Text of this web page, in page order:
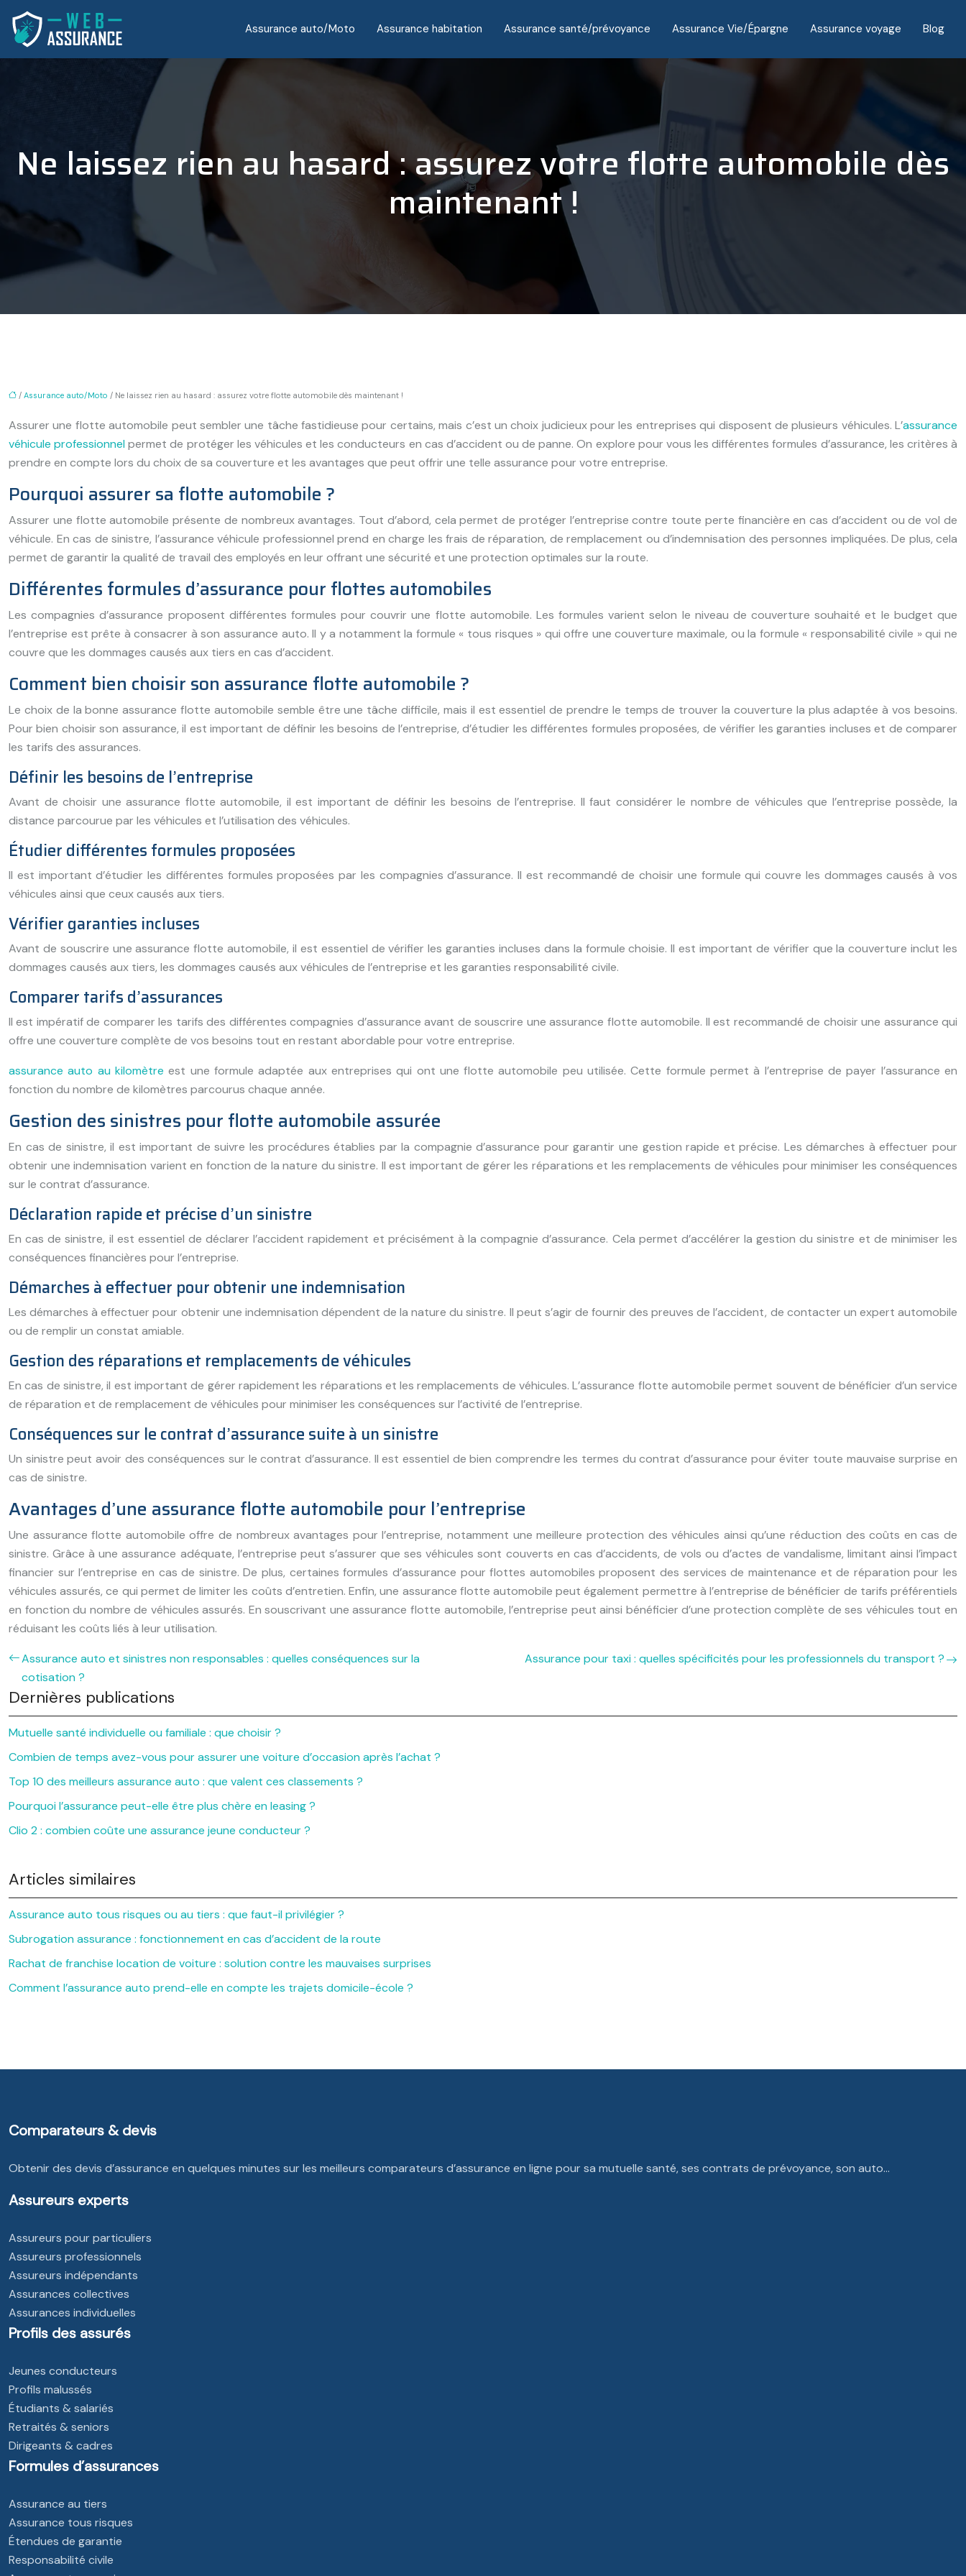
Assurance auto/Moto Assurance habitation Assurance santé/prévoyance Assurance Vie/Épargne Assurance voyage Blog
Ne laissez rien au hasard : assurez votre flotte automobile dès
maintenant !
/ Assurance auto/Moto / Ne laissez rien au hasard : assurez votre flotte automobile dès maintenant !
Assurer une flotte automobile peut sembler une tâche fastidieuse pour certains, mais c’est un choix judicieux pour les entreprises qui disposent de plusieurs véhicules. L’assurance
véhicule professionnel permet de protéger les véhicules et les conducteurs en cas d’accident ou de panne. On explore pour vous les différentes formules d’assurance, les critères à
prendre en compte lors du choix de sa couverture et les avantages que peut offrir une telle assurance pour votre entreprise.
Pourquoi assurer sa flotte automobile ?
Assurer une flotte automobile présente de nombreux avantages. Tout d’abord, cela permet de protéger l’entreprise contre toute perte financière en cas d’accident ou de vol de
véhicule. En cas de sinistre, l’assurance véhicule professionnel prend en charge les frais de réparation, de remplacement ou d’indemnisation des personnes impliquées. De plus, cela
permet de garantir la qualité de travail des employés en leur offrant une sécurité et une protection optimales sur la route.
Différentes formules d’assurance pour flottes automobiles
Les compagnies d’assurance proposent différentes formules pour couvrir une flotte automobile. Les formules varient selon le niveau de couverture souhaité et le budget que
l’entreprise est prête à consacrer à son assurance auto. Il y a notamment la formule « tous risques » qui offre une couverture maximale, ou la formule « responsabilité civile » qui ne
couvre que les dommages causés aux tiers en cas d’accident.
Comment bien choisir son assurance flotte automobile ?
Le choix de la bonne assurance flotte automobile semble être une tâche difficile, mais il est essentiel de prendre le temps de trouver la couverture la plus adaptée à vos besoins.
Pour bien choisir son assurance, il est important de définir les besoins de l’entreprise, d’étudier les différentes formules proposées, de vérifier les garanties incluses et de comparer
les tarifs des assurances.
Définir les besoins de l’entreprise
Avant de choisir une assurance flotte automobile, il est important de définir les besoins de l’entreprise. Il faut considérer le nombre de véhicules que l’entreprise possède, la
distance parcourue par les véhicules et l’utilisation des véhicules.
Étudier différentes formules proposées
Il est important d’étudier les différentes formules proposées par les compagnies d’assurance. Il est recommandé de choisir une formule qui couvre les dommages causés à vos
véhicules ainsi que ceux causés aux tiers.
Vérifier garanties incluses
Avant de souscrire une assurance flotte automobile, il est essentiel de vérifier les garanties incluses dans la formule choisie. Il est important de vérifier que la couverture inclut les
dommages causés aux tiers, les dommages causés aux véhicules de l’entreprise et les garanties responsabilité civile.
Comparer tarifs d’assurances
Il est impératif de comparer les tarifs des différentes compagnies d’assurance avant de souscrire une assurance flotte automobile. Il est recommandé de choisir une assurance qui
offre une couverture complète de vos besoins tout en restant abordable pour votre entreprise.
assurance auto au kilomètre est une formule adaptée aux entreprises qui ont une flotte automobile peu utilisée. Cette formule permet à l’entreprise de payer l’assurance en
fonction du nombre de kilomètres parcourus chaque année.
Gestion des sinistres pour flotte automobile assurée
En cas de sinistre, il est important de suivre les procédures établies par la compagnie d’assurance pour garantir une gestion rapide et précise. Les démarches à effectuer pour
obtenir une indemnisation varient en fonction de la nature du sinistre. Il est important de gérer les réparations et les remplacements de véhicules pour minimiser les conséquences
sur le contrat d’assurance.
Déclaration rapide et précise d’un sinistre
En cas de sinistre, il est essentiel de déclarer l’accident rapidement et précisément à la compagnie d’assurance. Cela permet d’accélérer la gestion du sinistre et de minimiser les
conséquences financières pour l’entreprise.
Démarches à effectuer pour obtenir une indemnisation
Les démarches à effectuer pour obtenir une indemnisation dépendent de la nature du sinistre. Il peut s’agir de fournir des preuves de l’accident, de contacter un expert automobile
ou de remplir un constat amiable.
Gestion des réparations et remplacements de véhicules
En cas de sinistre, il est important de gérer rapidement les réparations et les remplacements de véhicules. L’assurance flotte automobile permet souvent de bénéficier d’un service
de réparation et de remplacement de véhicules pour minimiser les conséquences sur l’activité de l’entreprise.
Conséquences sur le contrat d’assurance suite à un sinistre
Un sinistre peut avoir des conséquences sur le contrat d’assurance. Il est essentiel de bien comprendre les termes du contrat d’assurance pour éviter toute mauvaise surprise en
cas de sinistre.
Avantages d’une assurance flotte automobile pour l’entreprise
Une assurance flotte automobile offre de nombreux avantages pour l’entreprise, notamment une meilleure protection des véhicules ainsi qu’une réduction des coûts en cas de
sinistre. Grâce à une assurance adéquate, l’entreprise peut s’assurer que ses véhicules sont couverts en cas d’accidents, de vols ou d’actes de vandalisme, limitant ainsi l’impact
financier sur l’entreprise en cas de sinistre. De plus, certaines formules d’assurance pour flottes automobiles proposent des services de maintenance et de réparation pour les
véhicules assurés, ce qui permet de limiter les coûts d’entretien. Enfin, une assurance flotte automobile peut également permettre à l’entreprise de bénéficier de tarifs préférentiels
en fonction du nombre de véhicules assurés. En souscrivant une assurance flotte automobile, l’entreprise peut ainsi bénéficier d’une protection complète de ses véhicules tout en
réduisant les coûts liés à leur utilisation.
Assurance auto et sinistres non responsables : quelles conséquences sur la
cotisation ?
Assurance pour taxi : quelles spécificités pour les professionnels du transport ?
Dernières publications
Mutuelle santé individuelle ou familiale : que choisir ?
Combien de temps avez-vous pour assurer une voiture d’occasion après l’achat ?
Top 10 des meilleurs assurance auto : que valent ces classements ?
Pourquoi l’assurance peut-elle être plus chère en leasing ?
Clio 2 : combien coûte une assurance jeune conducteur ?
Articles similaires
Assurance auto tous risques ou au tiers : que faut-il privilégier ?
Subrogation assurance : fonctionnement en cas d’accident de la route
Rachat de franchise location de voiture : solution contre les mauvaises surprises
Comment l’assurance auto prend-elle en compte les trajets domicile-école ?
Comparateurs & devis
Obtenir des devis d’assurance en quelques minutes sur les meilleurs comparateurs d’assurance en ligne pour sa mutuelle santé, ses contrats de prévoyance, son auto…
Assureurs experts
Assureurs pour particuliers
Assureurs professionnels
Assureurs indépendants
Assurances collectives
Assurances individuelles
Profils des assurés
Jeunes conducteurs
Profils malussés
Étudiants & salariés
Retraités & seniors
Dirigeants & cadres
Formules d’assurances
Assurance au tiers
Assurance tous risques
Étendues de garantie
Responsabilité civile